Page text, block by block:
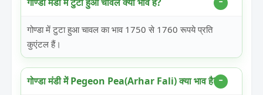
गोण्डा में टुटा हुआ चावल का भाव 1750 से 1760 रूपये प्रति
कुएंटल हैं।
गोण्डा मंडी में Pegeon Pea(Arhar Fali) क्या भाव है?